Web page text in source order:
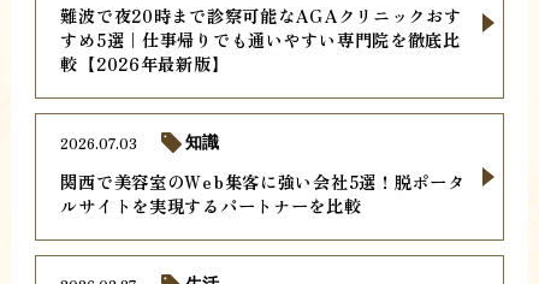
難波で夜20時まで診察可能なAGAクリニックおす
すめ5選｜仕事帰りでも通いやすい専門院を徹底比
較【2026年最新版】
関西で美容室のWeb集客に強い会社5選！脱ポータ
ルサイトを実現するパートナーを比較
2026.07.03 知識